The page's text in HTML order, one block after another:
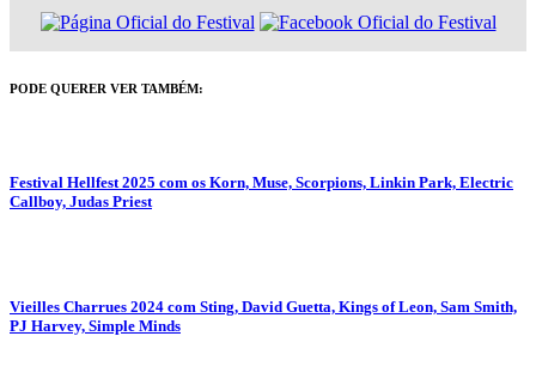
PODE QUERER VER TAMBÉM:
Festival Hellfest 2025 com os Korn, Muse, Scorpions, Linkin Park, Electric
Callboy, Judas Priest
Vieilles Charrues 2024 com Sting, David Guetta, Kings of Leon, Sam Smith,
PJ Harvey, Simple Minds